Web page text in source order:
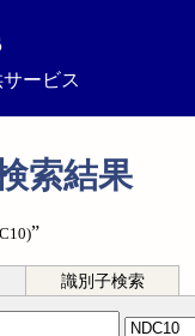
ービス
索結果
”
識別子検索